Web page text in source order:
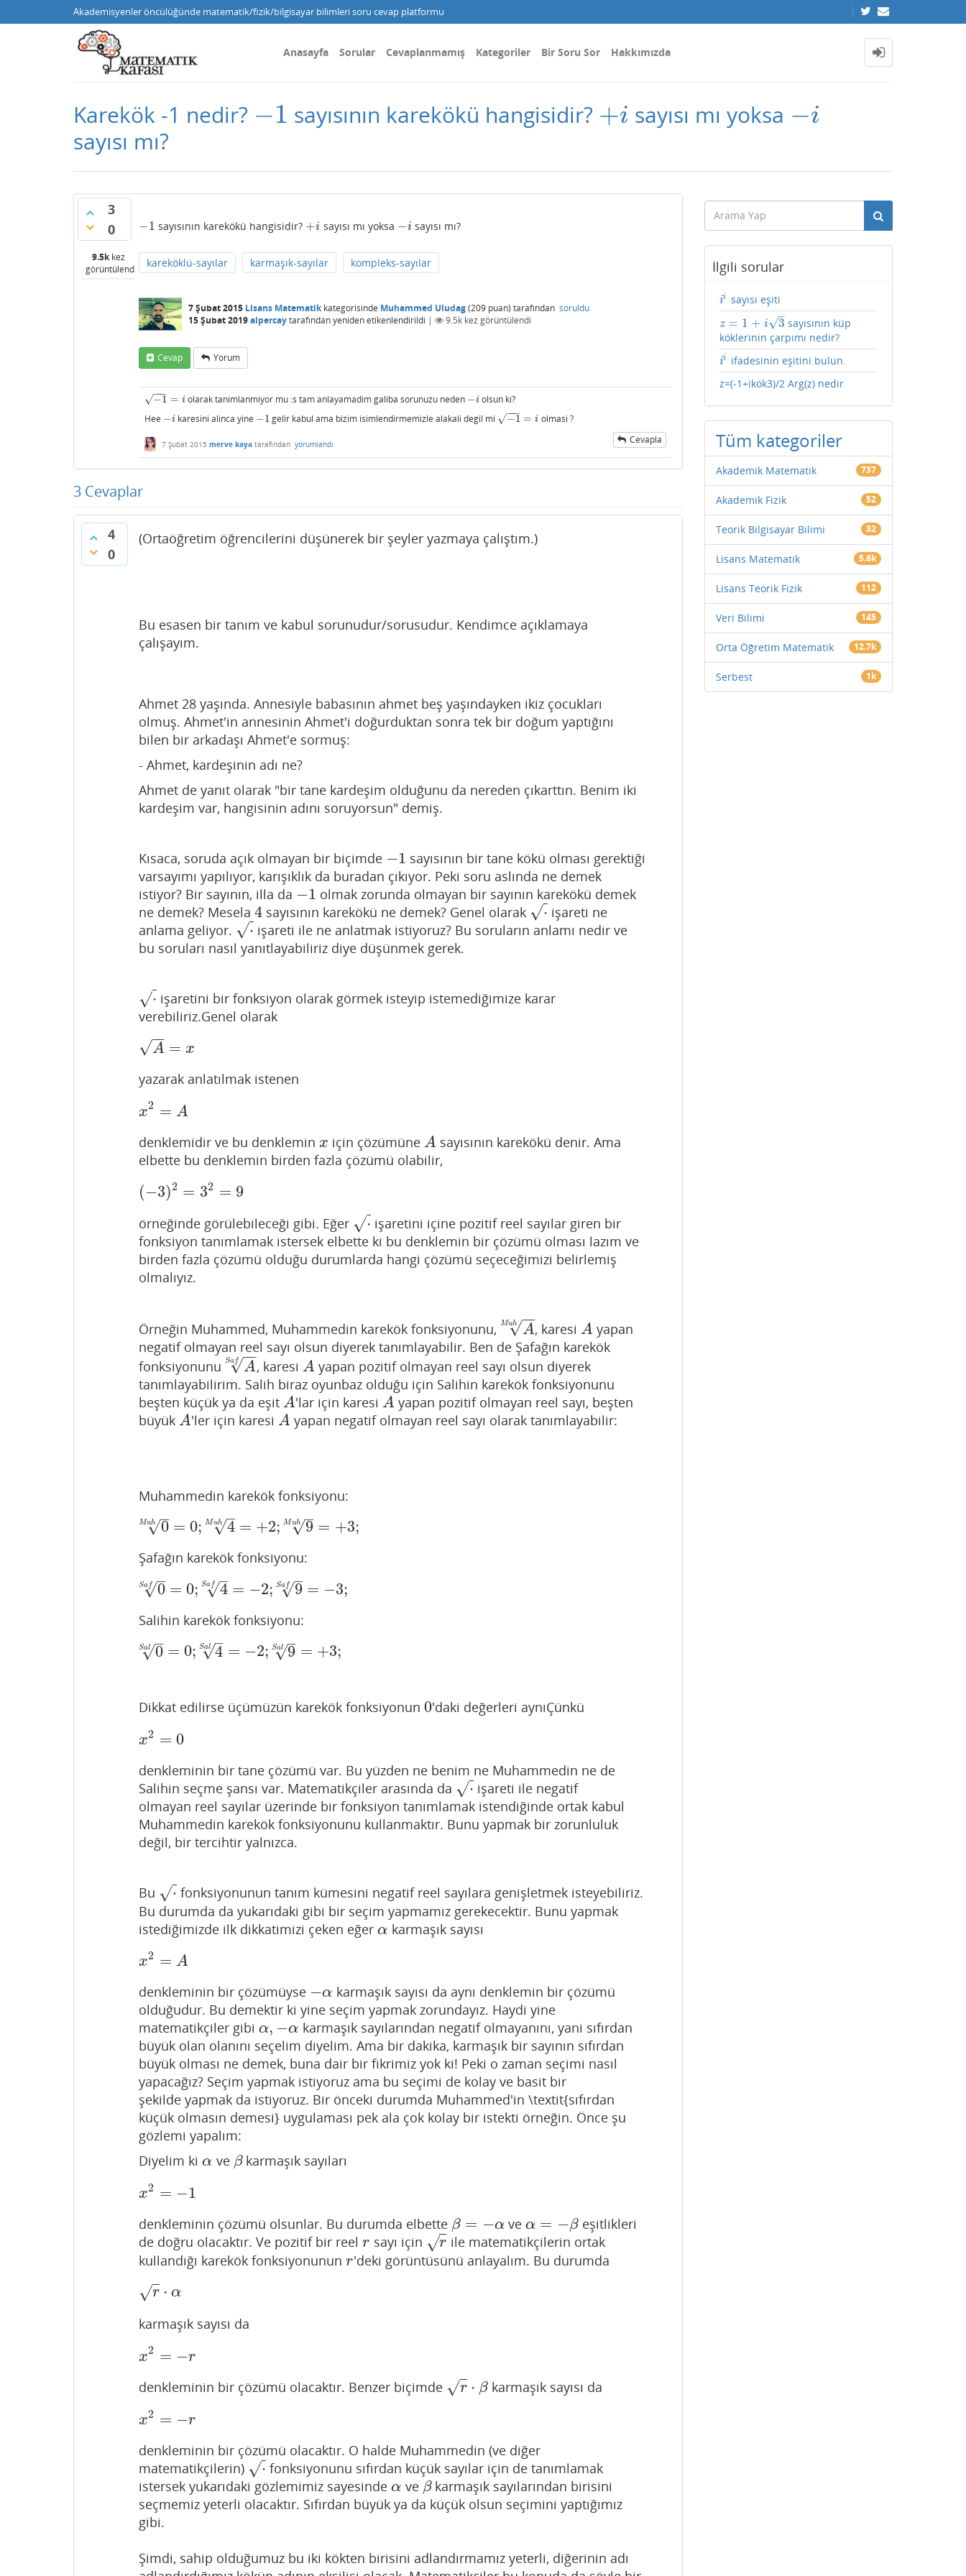
Akademisyenler öncülüğünde matematik/fizik/bilgisayar bilimleri soru cevap platformu
Anasayfa Sorular Cevaplanmamış Kategoriler Bir Soru Sor Hakkımızda
Karekök -1 nedir? −1
−1 sayısının karekökü hangisidir? +i
+i sayısı mı yoksa −i
−i
sayısı mı?
3
0
9.5kkez
görüntülendi
−1
−1 sayısının karekökü hangisidir? +i
+i sayısı mı yoksa −i
−i sayısı mı?
kareköklü-sayılar karmaşık-sayılar kompleks-sayılar
7 Şubat 2015 Lisans Matematikkategorisinde Muhammed Uludag(209 puan) tarafından soruldu
15 Şubat 2019alpercaytarafındanyeniden etikenlendirildi | 9.5k kez görüntülendi
Cevap Yorum
−1
−−
−
√ = i
−1=i olarak tanimlanmiyor mu :s tam anlayamadim galiba sorunuzu neden −i
−i olsun ki?
Hee −i
−i karesini alinca yine −1
−1 gelir kabul ama bizim isimlendirmemizle alakali degil mi −1
−−
−
√ = i
−1=i olmasi ?
7 Şubat 2015 merve kaya tarafından yorumlandı Cevapla
3 Cevaplar
4
0
(Ortaöğretim öğrencilerini düşünerek bir şeyler yazmaya çalıştım.)
Bu esasen bir tanım ve kabul sorunudur/sorusudur. Kendimce açıklamaya
çalışayım.
Ahmet 28 yaşında. Annesiyle babasının ahmet beş yaşındayken ikiz çocukları
olmuş. Ahmet'in annesinin Ahmet'i doğurduktan sonra tek bir doğum yaptığını
bilen bir arkadaşı Ahmet'e sormuş:
- Ahmet, kardeşinin adı ne?
Ahmet de yanıt olarak "bir tane kardeşim olduğunu da nereden çıkarttın. Benim iki
kardeşim var, hangisinin adını soruyorsun" demiş.
Kısaca, soruda açık olmayan bir biçimde −1
−1 sayısının bir tane kökü olması gerektiği
varsayımı yapılıyor, karışıklık da buradan çıkıyor. Peki soru aslında ne demek
istiyor? Bir sayının, illa da −1
−1 olmak zorunda olmayan bir sayının karekökü demek
ne demek? Mesela 4
4 sayısının karekökü ne demek? Genel olarak ⋅
√
⋅
işareti ne
anlama geliyor.
⋅
√
⋅
işareti ile ne anlatmak istiyoruz? Bu soruların anlamı nedir ve
bu soruları nasıl yanıtlayabiliriz diye düşünmek gerek.
⋅
√
⋅
işaretini bir fonksiyon olarak görmek isteyip istemediğimize karar
verebiliriz.Genel olarak
A
−
−
√ = x
A =x
yazarak anlatılmak istenen
x2 = A
x 2=A
denklemidir ve bu denklemin x
x için çözümüne A
A sayısının karekökü denir. Ama
elbette bu denklemin birden fazla çözümü olabilir,
(−3)2 = 32 = 9
(−3 2= 32= 9
örneğinde görülebileceği gibi. Eğer
⋅
√
⋅
işaretini içine pozitif reel sayılar giren bir
fonksiyon tanımlamak istersek elbette ki bu denklemin bir çözümü olması lazım ve
birden fazla çözümü olduğu durumlarda hangi çözümü seçeceğimizi belirlemiş
olmalıyız.
Örneğin Muhammed, Muhammedin karekök fonksiyonunu, A
−
−
√
Muh
AMuh, karesiA
A yapan
negatif olmayan reel sayı olsun diyerek tanımlayabilir. Ben de Şafağın karekök
fonksiyonunu
A
−
−
√
Sa f
ASaf , karesi A
A yapan pozitif olmayan reel sayı olsun diyerek
tanımlayabilirim. Salih biraz oyunbaz olduğu için Salihin karekök fonksiyonunu
beşten küçük ya da eşit A
A 'lar için karesi A
A yapan pozitif olmayan reel sayı, beşten
büyük A
A 'ler için karesi A
A yapan negatif olmayan reel sayı olarak tanımlayabilir:
Muhammedin karekök fonksiyonu:
0
–
√
Muh = 0; 4
–
√
Muh = +2; 9
–
√
Muh = +3;
0 Muh=0;4Muh=+2;9 Muh= +3
Şafağın karekök fonksiyonu:
0
–
√
Sa f = 0; 4
–
√
Sa f = −2; 9
–
√
Sa f = −3;
0S af=0;4S af= −2;9 Saf=− 3;
Salihin karekök fonksiyonu:
0
–
√
Sal = 0; 4
–
√
Sal = −2; 9
–
√
Sal = +3;
0S al=0;4S al= −2;9 Sal=+3;
Dikkat edilirse üçümüzün karekök fonksiyonun 0
0'daki değerleri aynıÇünkü
x2 = 0
x 2=0
denkleminin bir tane çözümü var. Bu yüzden ne benim ne Muhammedin ne de
Salihin seçme şansı var. Matematikçiler arasında da
⋅
√
⋅
işareti ile negatif
olmayan reel sayılar üzerinde bir fonksiyon tanımlamak istendiğinde ortak kabul
Muhammedin karekök fonksiyonunu kullanmaktır. Bunu yapmak bir zorunluluk
değil, bir tercihtir yalnızca.
Bu ⋅
√
⋅
fonksiyonunun tanım kümesini negatif reel sayılara genişletmek isteyebiliriz.
Bu durumda da yukarıdaki gibi bir seçim yapmamız gerekecektir. Bunu yapmak
istediğimizde ilk dikkatimizi çeken eğer α
α karmaşık sayısı
x2 = A
x 2=A
denkleminin bir çözümüyse −α
−α
karmaşık sayısı da aynı denklemin bir çözümü
olduğudur. Bu demektir ki yine seçim yapmak zorundayız. Haydi yine
matematikçiler gibi α, −α
α,− α
karmaşık sayılarından negatif olmayanını, yani sıfırdan
büyük olan olanını seçelim diyelim. Ama bir dakika, karmaşık bir sayının sıfırdan
büyük olması ne demek, buna dair bir fikrimiz yok ki! Peki o zaman seçimi nasıl
yapacağız? Seçim yapmak istiyoruz ama bu seçimi de kolay ve basit bir
şekilde yapmak da istiyoruz. Bir önceki durumda Muhammed'in \textit{sıfırdan
küçük olmasın demesi} uygulaması pek ala çok kolay bir istekti örneğin. Önce şu
gözlemi yapalım:
Diyelim ki α
α ve β
βkarmaşık sayıları
x2 = −1
x 2=−1
denkleminin çözümü olsunlar. Bu durumda elbette β = −α
β=−α veα = −β
α=−β
eşitlikleri
de doğru olacaktır. Ve pozitif bir reel r
r sayı için r
√
r
ile matematikçilerin ortak
kullandığı karekök fonksiyonunun r
r 'deki görüntüsünü anlayalım. Bu durumda
r
√ ⋅ α
r⋅ α
karmaşık sayısı da
x2 = −r
x 2= −r
denkleminin bir çözümü olacaktır. Benzer biçimde
r
√ ⋅ β
r⋅β karmaşık sayısı da
x2 = −r
x 2= −r
denkleminin bir çözümü olacaktır. O halde Muhammedin (ve diğer
matematikçilerin)
⋅
√
⋅
fonksiyonunu sıfırdan küçük sayılar için de tanımlamak
istersek yukarıdaki gözlemimiz sayesinde α
α ve β
βkarmaşık sayılarından birisini
seçmemiz yeterli olacaktır. Sıfırdan büyük ya da küçük olsun seçimini yaptığımız
gibi.
Şimdi, sahip olduğumuz bu iki kökten birisini adlandırmamız yeterli, diğerinin adı
İlgili sorular
ii
ii sayısı eşiti
z = 1 + i 3
–
√
z=1+ i3
sayısının küp
köklerinin çarpımı nedir?
ii
ii ifadesinin eşitini bulun.
z=(-1+ikök3)/2 Arg(z) nedir
Tüm kategoriler
Akademik Matematik 737
Akademik Fizik 52
Teorik Bilgisayar Bilimi 32
Lisans Matematik 5.6k
Lisans Teorik Fizik 112
Veri Bilimi 145
Orta Öğretim Matematik 12.7k
Serbest 1k